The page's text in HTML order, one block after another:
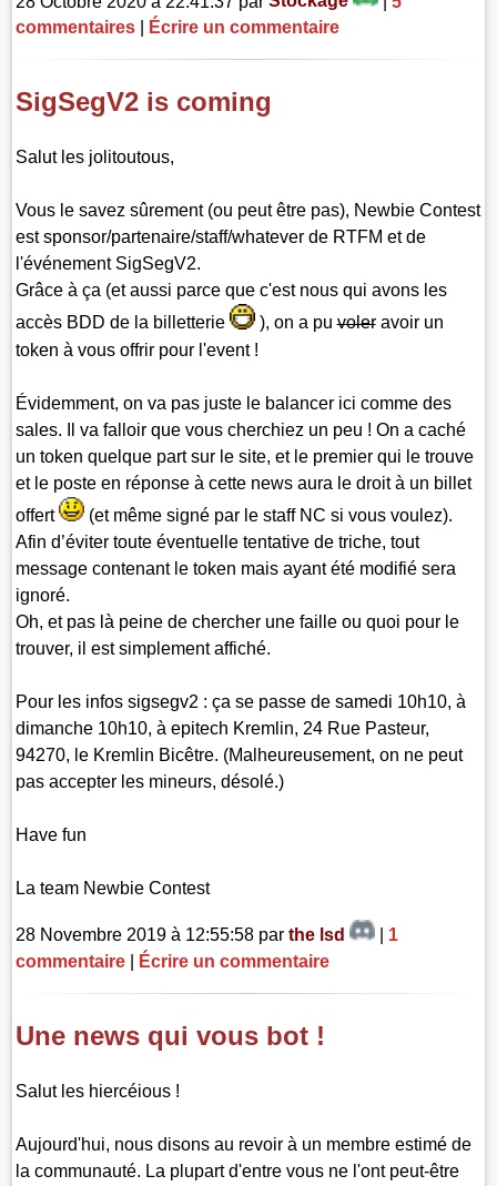
commentaires
Écrire un commentaire
SigSegV2 is coming
Salut les jolitoutous,
Vous le savez sûrement (ou peut être pas), Newbie Contest
est sponsor/partenaire/staff/whatever de RTFM et de
l'événement SigSegV2.
Grâce à ça (et aussi parce que c'est nous qui avons les
accès BDD de la billetterie
), on a puvoleravoir un
token à vous offrir pour l'event !
Évidemment, on va pas juste le balancer ici comme des
sales. Il va falloir que vous cherchiez un peu ! On a caché
un token quelque part sur le site, et le premier qui le trouve
et le poste en réponse à cette news aura le droit à un billet
offert
(et même signé par le staff NC si vous voulez).
Afin d’éviter toute éventuelle tentative de triche, tout
message contenant le token mais ayant été modifié sera
ignoré.
Oh, et pas là peine de chercher une faille ou quoi pour le
trouver, il est simplement affiché.
Pour les infos sigsegv2 : ça se passe de samedi 10h10, à
dimanche 10h10, à epitech Kremlin, 24 Rue Pasteur,
94270, le Kremlin Bicêtre. (Malheureusement, on ne peut
pas accepter les mineurs, désolé.)
Have fun
La team Newbie Contest
28 Novembre 2019 à 12:55:58 parthe lsd | 1
commentaire
Écrire un commentaire
Une news qui vous bot !
Salut les hiercéious !
Aujourd'hui, nous disons au revoir à un membre estimé de
la communauté. La plupart d'entre vous ne l'ont peut-être